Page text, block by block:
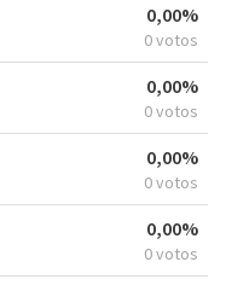
0,00%
0 votos
0,00%
0 votos
0,00%
0 votos
0,00%
0 votos